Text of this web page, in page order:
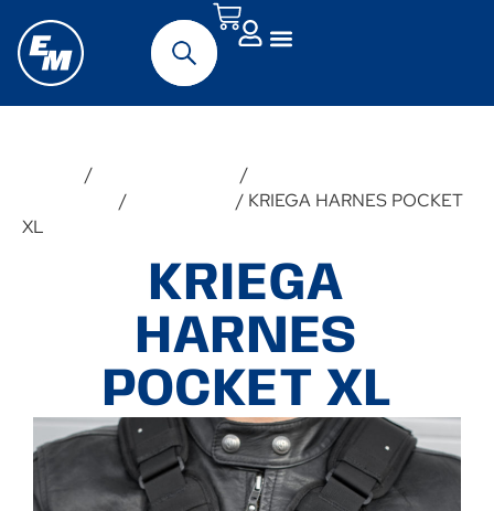
/ /
/
/ KRIEGA HARNES POCKET
XL
KRIEGA
HARNES
POCKET XL